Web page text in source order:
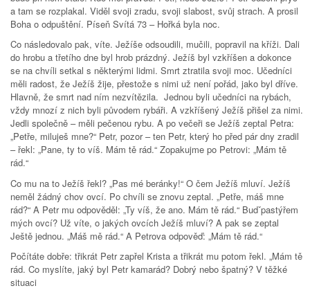
a tam se rozplakal. Viděl svoji zradu, svoji slabost, svůj strach. A prosil
Boha o odpuštění. Píseň Svítá 73 – Hořká byla noc.
Co následovalo pak, víte. Ježíše odsoudili, mučili, popravil na kříži. Dali
do hrobu a třetího dne byl hrob prázdný. Ježíš byl vzkříšen a dokonce
se na chvíli setkal s některými lidmi. Smrt ztratila svoji moc. Učedníci
měli radost, že Ježíš žije, přestože s nimi už není pořád, jako byl dříve.
Hlavně, že smrt nad ním nezvítězila. Jednou byli učedníci na rybách,
vždy mnozí z nich byli původem rybáři. A vzkříšený Ježíš přišel za nimi.
Jedli společně – měli pečenou rybu. A po večeři se Ježíš zeptal Petra:
„Petře, miluješ mne?“ Petr, pozor – ten Petr, který ho před pár dny zradil
– řekl: „Pane, ty to víš. Mám tě rád.“ Zopakujme po Petrovi: „Mám tě
rád.“
Co mu na to Ježíš řekl? „Pas mé beránky!“ O čem Ježíš mluví. Ježíš
neměl žádný chov ovcí. Po chvíli se znovu zeptal. „Petře, máš mne
rád?“ A Petr mu odpověděl: „Ty víš, že ano. Mám tě rád.“ Budˇpastýřem
mých ovcí? Už víte, o jakých ovcích Ježíš mluví? A pak se zeptal
Ještě jednou. „Máš mě rád.“ A Petrova odpověď: „Mám tě rád.“
Počítáte dobře: třikrát Petr zapřel Krista a třikrát mu potom řekl. „Mám tě
rád. Co myslíte, jaký byl Petr kamarád? Dobrý nebo špatný? V těžké
situaci